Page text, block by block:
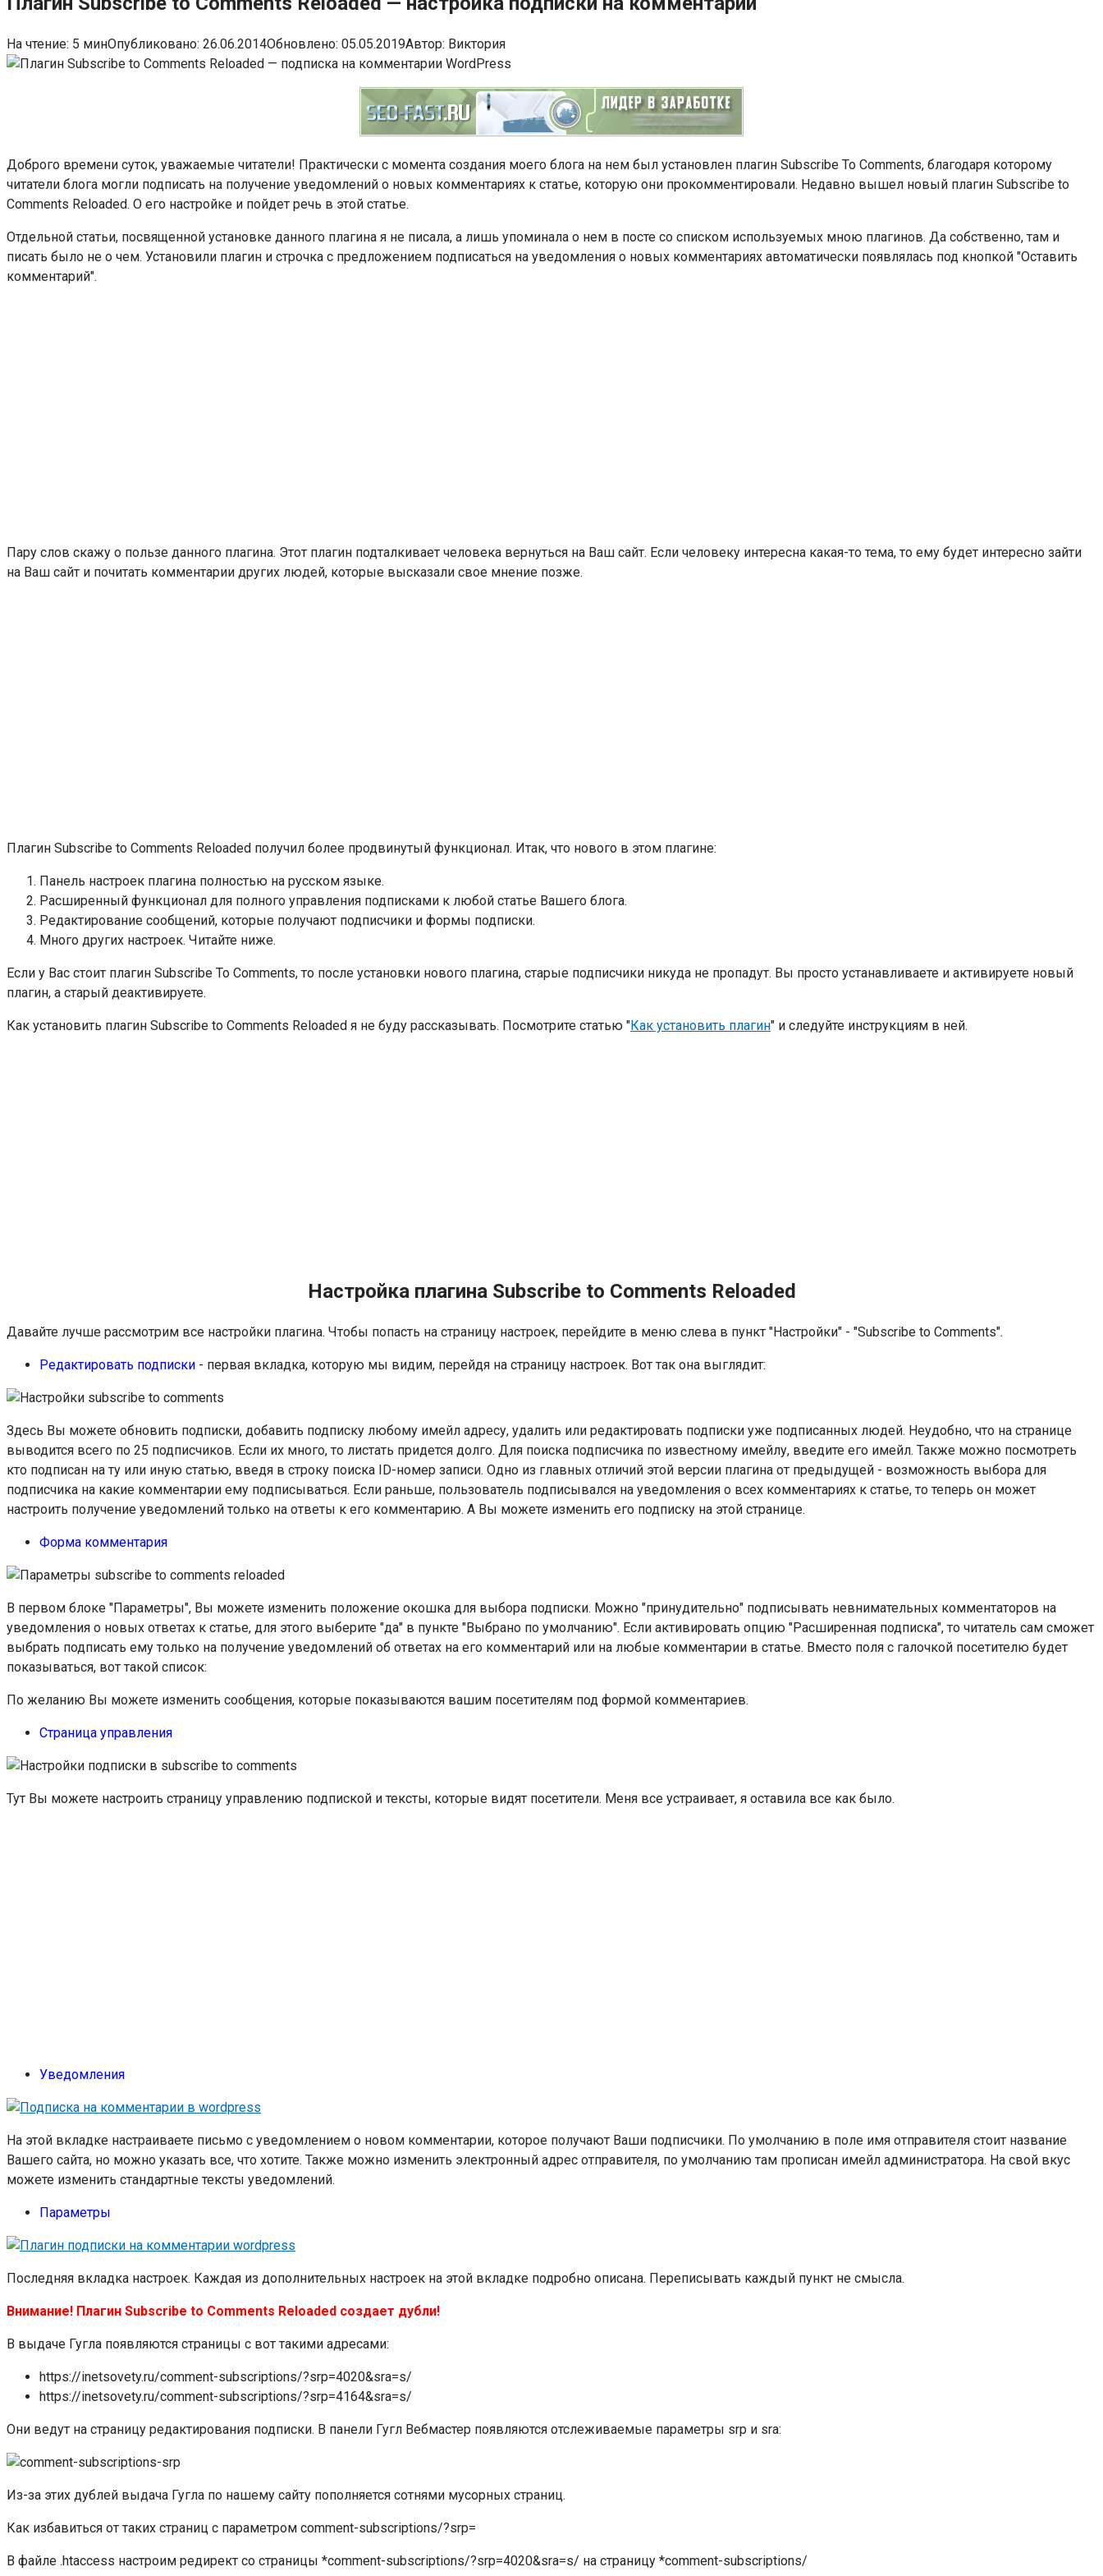
На чтение: 5 минОпубликовано: 26.06.2014Обновлено: 05.05.2019Автор: Виктория
Доброго времени суток, уважаемые читатели! Практически с момента создания моего блога на нем был установлен плагин Subscribe To Comments, благодаря которому
читатели блога могли подписать на получение уведомлений о новых комментариях к статье, которую они прокомментировали. Недавно вышел новый плагин Subscribe to
Comments Reloaded. О его настройке и пойдет речь в этой статье.
Отдельной статьи, посвященной установке данного плагина я не писала, а лишь упоминала о нем в посте со списком используемых мною плагинов. Да собственно, там и
писать было не о чем. Установили плагин и строчка с предложением подписаться на уведомления о новых комментариях автоматически появлялась под кнопкой "Оставить
комментарий".
Пару слов скажу о пользе данного плагина. Этот плагин подталкивает человека вернуться на Ваш сайт. Если человеку интересна какая-то тема, то ему будет интересно зайти
на Ваш сайт и почитать комментарии других людей, которые высказали свое мнение позже.
Плагин Subscribe to Comments Reloaded получил более продвинутый функционал. Итак, что нового в этом плагине:
Панель настроек плагина полностью на русском языке.
Расширенный функционал для полного управления подписками к любой статье Вашего блога.
Редактирование сообщений, которые получают подписчики и формы подписки.
Много других настроек. Читайте ниже.
Если у Вас стоит плагин Subscribe To Comments, то после установки нового плагина, старые подписчики никуда не пропадут. Вы просто устанавливаете и активируете новый
плагин, а старый деактивируете.
Как установить плагин Subscribe to Comments Reloaded я не буду рассказывать. Посмотрите статью "Как установить плагин" и следуйте инструкциям в ней.
Настройка плагина Subscribe to Comments Reloaded
Давайте лучше рассмотрим все настройки плагина. Чтобы попасть на страницу настроек, перейдите в меню слева в пункт "Настройки" - "Subscribe to Comments".
Редактировать подписки - первая вкладка, которую мы видим, перейдя на страницу настроек. Вот так она выглядит:
Здесь Вы можете обновить подписки, добавить подписку любому имейл адресу, удалить или редактировать подписки уже подписанных людей. Неудобно, что на странице
выводится всего по 25 подписчиков. Если их много, то листать придется долго. Для поиска подписчика по известному имейлу, введите его имейл. Также можно посмотреть
кто подписан на ту или иную статью, введя в строку поиска ID-номер записи. Одно из главных отличий этой версии плагина от предыдущей - возможность выбора для
подписчика на какие комментарии ему подписываться. Если раньше, пользователь подписывался на уведомления о всех комментариях к статье, то теперь он может
настроить получение уведомлений только на ответы к его комментарию. А Вы можете изменить его подписку на этой странице.
Форма комментария
В первом блоке "Параметры", Вы можете изменить положение окошка для выбора подписки. Можно "принудительно" подписывать невнимательных комментаторов на
уведомления о новых ответах к статье, для этого выберите "да" в пункте "Выбрано по умолчанию". Если активировать опцию "Расширенная подписка", то читатель сам сможет
выбрать подписать ему только на получение уведомлений об ответах на его комментарий или на любые комментарии в статье. Вместо поля с галочкой посетителю будет
показываться, вот такой список:
По желанию Вы можете изменить сообщения, которые показываются вашим посетителям под формой комментариев.
Страница управления
Тут Вы можете настроить страницу управлению подпиской и тексты, которые видят посетители. Меня все устраивает, я оставила все как было.
Уведомления
На этой вкладке настраиваете письмо с уведомлением о новом комментарии, которое получают Ваши подписчики. По умолчанию в поле имя отправителя стоит название
Вашего сайта, но можно указать все, что хотите. Также можно изменить электронный адрес отправителя, по умолчанию там прописан имейл администратора. На свой вкус
можете изменить стандартные тексты уведомлений.
Параметры
Последняя вкладка настроек. Каждая из дополнительных настроек на этой вкладке подробно описана. Переписывать каждый пункт не смысла.
Внимание! Плагин Subscribe to Comments Reloaded создает дубли!
В выдаче Гугла появляются страницы с вот такими адресами:
https://inetsovety.ru/comment-subscriptions/?srp=4020&sra=s/
https://inetsovety.ru/comment-subscriptions/?srp=4164&sra=s/
Они ведут на страницу редактирования подписки. В панели Гугл Вебмастер появляются отслеживаемые параметры srp и sra:
Из-за этих дублей выдача Гугла по нашему сайту пополняется сотнями мусорных страниц.
Как избавиться от таких страниц с параметром comment-subscriptions/?srp=
В файле .htaccess настроим редирект со страницы *comment-subscriptions/?srp=4020&sra=s/ на страницу *comment-subscriptions/